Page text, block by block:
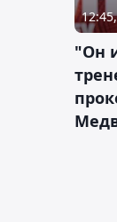
"Он